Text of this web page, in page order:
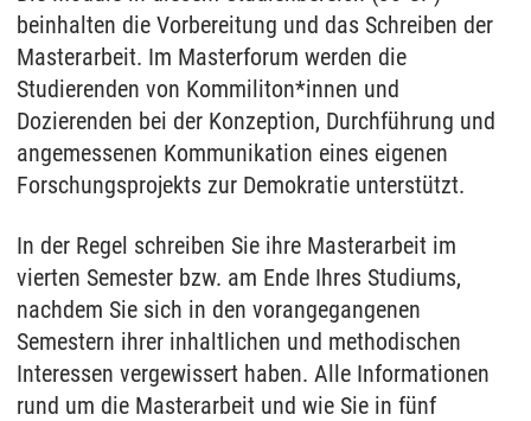
beinhalten die Vorbereitung und das Schreiben der
Masterarbeit. Im Masterforum werden die
Studierenden von Kommiliton*innen und
Dozierenden bei der Konzeption, Durchführung und
angemessenen Kommunikation eines eigenen
Forschungsprojekts zur Demokratie unterstützt.
In der Regel schreiben Sie ihre Master­arbeit im
vierten Semester bzw. am Ende Ihres Studiums,
nach­dem Sie sich in den voran­gegangenen
Semestern ihrer inhalt­lichen und methodischen
Interessen ver­gewissert haben. Alle Informationen
rund um die Master­arbeit und wie Sie in fünf